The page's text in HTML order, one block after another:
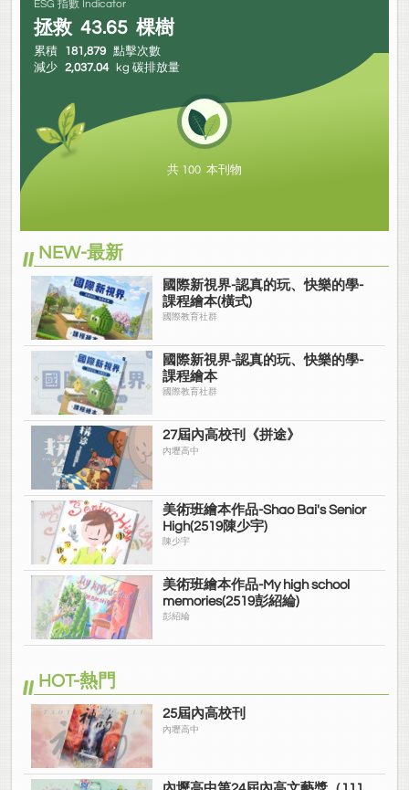
ESG 指數 Indicator
拯救 43.65 棵樹
累積 181,879 點擊次數
減少 2,037.04 kg 碳排放量
共 100 本刊物
NEW-最新
國際新視界-認真的玩、快樂的學-
課程繪本(橫式)
國際教育社群
國際新視界-認真的玩、快樂的學-
課程繪本
國際教育社群
27屆內高校刊《拼途》
內壢高中
美術班繪本作品-Shao Bai's Senior
High(2519陳少宇)
陳少宇
美術班繪本作品-My high school
memories(2519彭紹綸)
彭紹綸
HOT-熱門
25屆內高校刊
內壢高中